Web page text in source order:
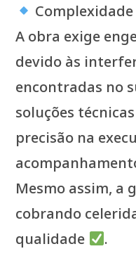
A obra exige
devido às
encontradas no
soluções
precisão na
Mesmo assim, a
cobrando
qualidade
.